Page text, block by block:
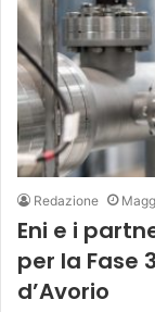
Redazione
Eni e i
per la Fase
d’Avorio